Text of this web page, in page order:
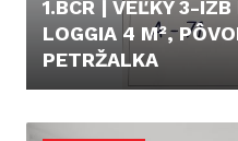
1.BCR | VEĽKÝ 3-
LOGGIA 4 M²,
PETRŽALKA